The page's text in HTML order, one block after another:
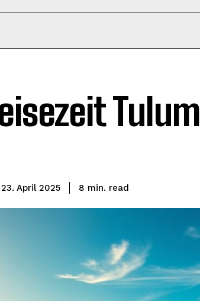
Tulum
23. April 2025 8 min. read